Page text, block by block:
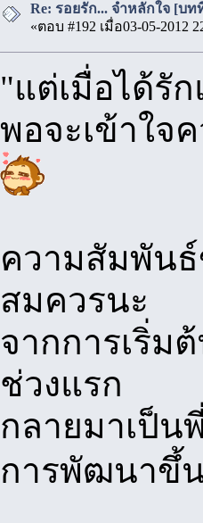
Re: รอยรัก... จำหลักใจ [บท
«ตอบ #192 เมื่อ03-05-2012
"แต่เมื่อได้รั
พอจะเข้าใจ
ความสัมพัน
สมควรนะ
จากการเริ่
ช่วงแรก
กลายมาเป็น
การพัฒนาขึ้